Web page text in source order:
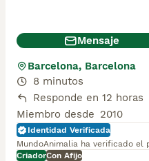
Mensaje
Barcelona, Barcelona
8 minutos
Responde en 12 horas
Miembro desde 2010
Identidad Verificada
MundoAnimalia ha verificado
CriadorCon Afijo